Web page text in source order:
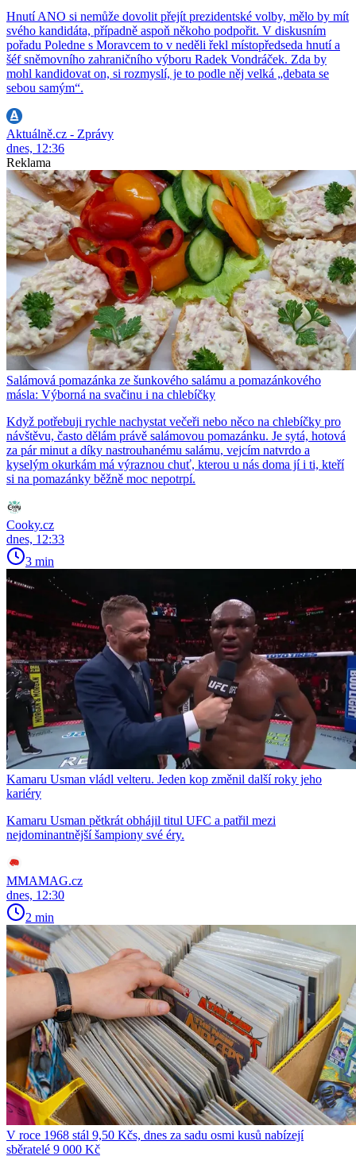
Hnutí ANO si nemůže dovolit přejít prezidentské volby, mělo by mít
svého kandidáta, případně aspoň někoho podpořit. V diskusním
pořadu Poledne s Moravcem to v neděli řekl místopředseda hnutí a
šéf sněmovního zahraničního výboru Radek Vondráček. Zda by
mohl kandidovat on, si rozmyslí, je to podle něj velká „debata se
sebou samým“.
Aktuálně.cz - Zprávy
dnes, 12:36
Reklama
Salámová pomazánka ze šunkového salámu a pomazánkového
másla: Výborná na svačinu i na chlebíčky
Když potřebuji rychle nachystat večeři nebo něco na chlebíčky pro
návštěvu, často dělám právě salámovou pomazánku. Je sytá, hotová
za pár minut a díky nastrouhanému salámu, vejcím natvrdo a
kyselým okurkám má výraznou chuť, kterou u nás doma jí i ti, kteří
si na pomazánky běžně moc nepotrpí.
Cooky.cz
dnes, 12:33
3 min
Kamaru Usman vládl velteru. Jeden kop změnil další roky jeho
kariéry
Kamaru Usman pětkrát obhájil titul UFC a patřil mezi
nejdominantnější šampiony své éry.
MMAMAG.cz
dnes, 12:30
2 min
V roce 1968 stál 9,50 Kčs, dnes za sadu osmi kusů nabízejí
sběratelé 9 000 Kč